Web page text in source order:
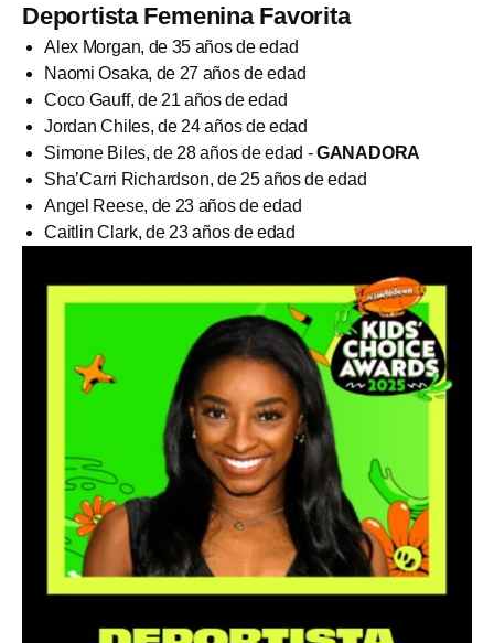
Deportista Femenina Favorita
Alex Morgan, de 35 años de edad
Naomi Osaka, de 27 años de edad
Coco Gauff, de 21 años de edad
Jordan Chiles, de 24 años de edad
Simone Biles, de 28 años de edad -GANADORA
Sha’Carri Richardson, de 25 años de edad
Angel Reese, de 23 años de edad
Caitlin Clark, de 23 años de edad